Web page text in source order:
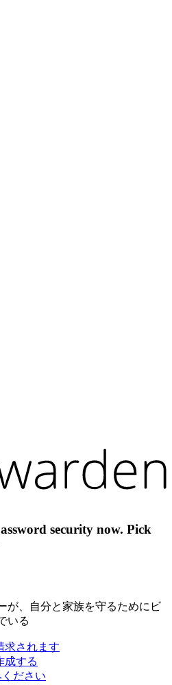
が、自分と家族を守るためにビ
いる
security now. Pick
求されます
成する
ださい